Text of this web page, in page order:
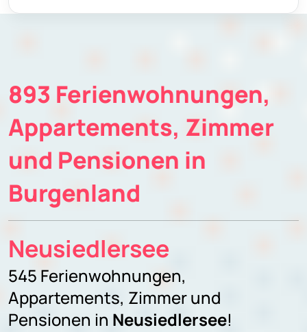
893 Ferienwohnungen,
Appartements, Zimmer
und Pensionen in
Burgenland
Neusiedlersee
545 Ferienwohnungen,
Appartements, Zimmer und
Pensionen in Neusiedlersee!